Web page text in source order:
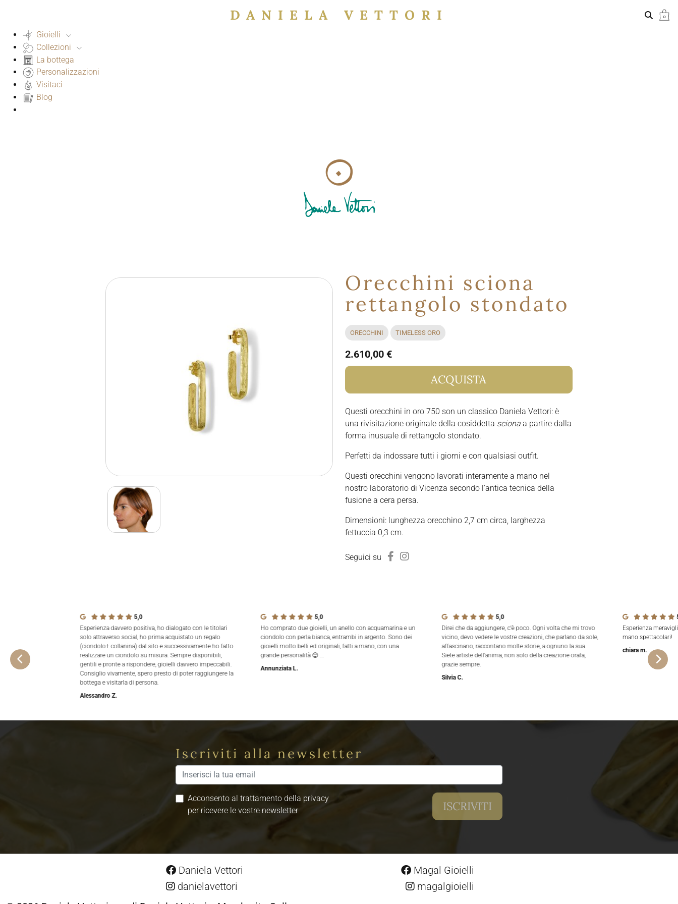
DANIELA VETTORI
Gioielli
Collezioni
La bottega
Personalizzazioni
Visitaci
Blog
Orecchini sciona
rettangolo stondato
ORECCHINI TIMELESS ORO
2.610,00 €
ACQUISTA
Questi orecchini in oro 750 son un classico Daniela Vettori: è
una rivisitazione originale della cosiddetta scionaa partire dalla
forma inusuale di rettangolo stondato.
Perfetti da indossare tutti i giorni e con qualsiasi outfit.
Questi orecchini vengono lavorati interamente a mano nel
nostro laboratorio di Vicenza secondo l'antica tecnica della
fusione a cera persa.
Dimensioni: lunghezza orecchino 2,7 cm circa, larghezza
fettuccia 0,3 cm.
Seguici su
5,0
Esperienza davvero positiva, ho dialogato con le titolari
solo attraverso social, ho prima acquistato un regalo
(ciondolo+ collanina) dal sito e successivamente ho fatto
realizzare un ciondolo su misura. Sempre disponibili,
gentili e pronte a rispondere, gioielli davvero impeccabili.
Consiglio vivamente, spero presto di poter raggiungere la
bottega e visitarla di persona.
Alessandro Z.
5,0
Ho comprato due gioielli, un anello con acquamarina e un
ciondolo con perla bianca, entrambi in argento. Sono dei
gioielli molto belli ed originali, fatti a mano, con una
grande personalità 😊 …
Annunziata L.
5,0
Direi che da aggiungere, c’è poco. Ogni volta che mi trovo
vicino, devo vedere le vostre creazioni, che parlano da sole,
affascinano, raccontano molte storie, a ognuno la sua.
Siete artiste dell’anima, non solo della creazione orafa,
grazie sempre.
Silvia C.
Esperienza
mano spettacolari!
chiara m.
Iscriviti alla newsletter
Acconsento al trattamento della privacy
per ricevere le vostre newsletter
Daniela Vettori
danielavettori
Magal Gioielli
magalgioielli